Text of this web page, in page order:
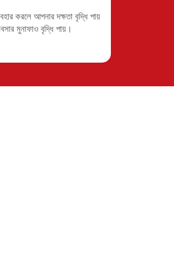
করলে আপনার দক্ষতা বৃদ্ধি পায়
মুনাফাও বৃদ্ধি পায়।